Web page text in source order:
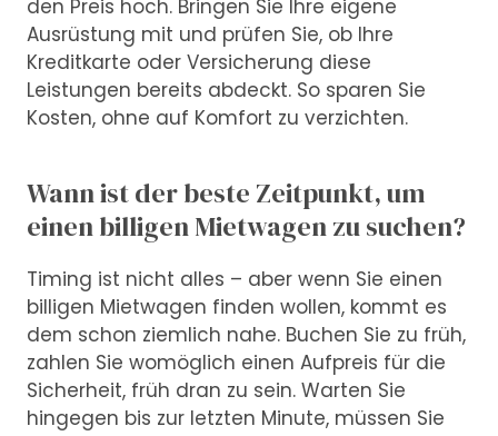
den Preis hoch. Bringen Sie Ihre eigene
Ausrüstung mit und prüfen Sie, ob Ihre
Kreditkarte oder Versicherung diese
Leistungen bereits abdeckt. So sparen Sie
Kosten, ohne auf Komfort zu verzichten.
Wann ist der beste Zeitpunkt, um
einen billigen Mietwagen zu suchen?
Timing ist nicht alles – aber wenn Sie einen
billigen Mietwagen finden wollen, kommt es
dem schon ziemlich nahe. Buchen Sie zu früh,
zahlen Sie womöglich einen Aufpreis für die
Sicherheit, früh dran zu sein. Warten Sie
hingegen bis zur letzten Minute, müssen Sie